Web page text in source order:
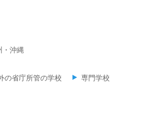
・沖縄
の省庁所管の学校
専門学校